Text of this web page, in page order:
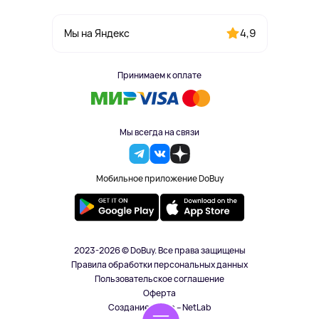
Мы на Яндекс 4,9
Принимаем к оплате
Мы всегда на связи
Мобильное приложение DoBuy
2023-2026 © DoBuy. Все права защищены
Правила обработки персональных данных
Пользовательское соглашение
Оферта
Создание сайта – NetLab